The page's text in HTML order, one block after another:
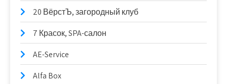
20 ВёрстЪ, загородный клуб
7 Красок, SPA-салон
AE-Service
Alfa Box